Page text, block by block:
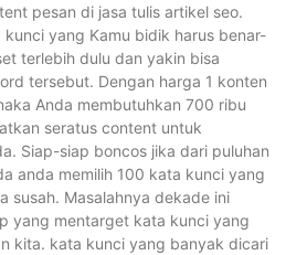
pesan di jasa tulis artikel seo.
yang Kamu bidik harus benar-
terlebih dulu dan yakin bisa
tersebut. Dengan harga 1 konten
Anda membutuhkan 700 ribu
seratus content untuk
Siap-siap boncos jika dari puluhan
anda memilih 100 kata kunci yang
susah. Masalahnya dekade ini
yang mentarget kata kunci yang
kita. kata kunci yang banyak dicari